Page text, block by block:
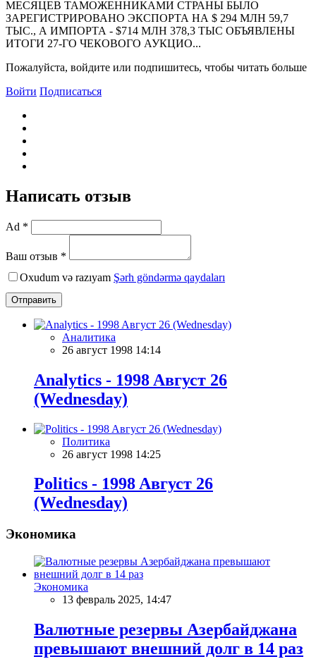
МЕСЯЦЕВ ТАМОЖЕННИКАМИ СТРАНЫ БЫЛО
ЗАРЕГИСТРИРОВАНО ЭКСПОРТА НА $ 294 МЛН 59,7
ТЫС., А ИМПОРТА - $714 МЛН 378,3 ТЫС ОБЪЯВЛЕНЫ
ИТОГИ 27-ГО ЧЕКОВОГО АУКЦИО...
Пожалуйста, войдите или подпишитесь, чтобы читать больше
Войти Подписаться
Написать отзыв
Ad *
Ваш отзыв *
Oxudum və razıyam Şərh göndərmə qaydaları
Отправить
Аналитика
26 август 1998 14:14
Analytics - 1998 Aвгуст 26
(Wednesday)
Политика
26 август 1998 14:25
Politics - 1998 Aвгуст 26
(Wednesday)
Экономика
Экономика
13 февраль 2025, 14:47
Валютные резервы Азербайджана
превышают внешний долг в 14 раз